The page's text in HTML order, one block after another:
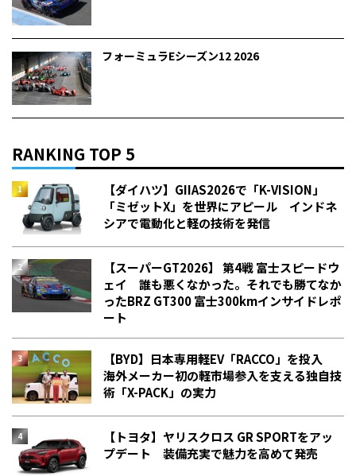
フォーミュラEシーズン12 2026
RANKING TOP 5
【ダイハツ】GIIAS2026で「K-VISION」
「ミゼットX」を世界にアピール インドネ
シアで電動化と軽の技術を発信
【スーパーGT2026】 第4戦 富士スピードウ
ェイ 誰も悪くなかった。それでも勝てなか
った――BRZ GT300 富士300kmインサイドレポ
ート
【BYD】日本専用軽EV「RACCO」を投入
海外メーカー初の軽市場参入を支える独自技
術「X-PACK」の実力
【トヨタ】ヤリスクロス GR SPORTをアッ
プデート 装備充実で魅力を高めて発売